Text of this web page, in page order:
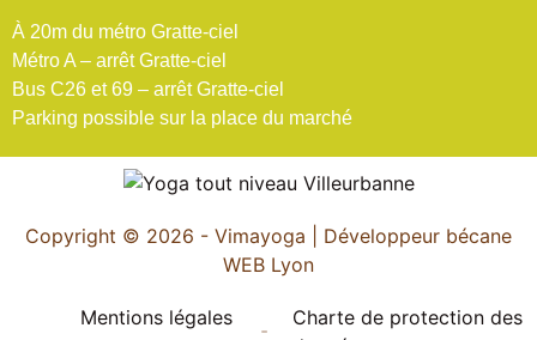
À 20m du métro Gratte-ciel
Métro A – arrêt Gratte-ciel
Bus C26 et 69 – arrêt Gratte-ciel
Parking possible sur la place du marché
Copyright © 2026 - Vimayoga | Développeur bécane
WEB Lyon
Mentions légales
Charte de protection des